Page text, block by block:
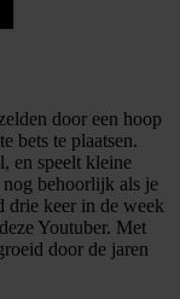
door een hoop
bets te plaatsen.
en speelt kleine
behoorlijk als je
drie keer in de week
Youtuber. Met
door de jaren